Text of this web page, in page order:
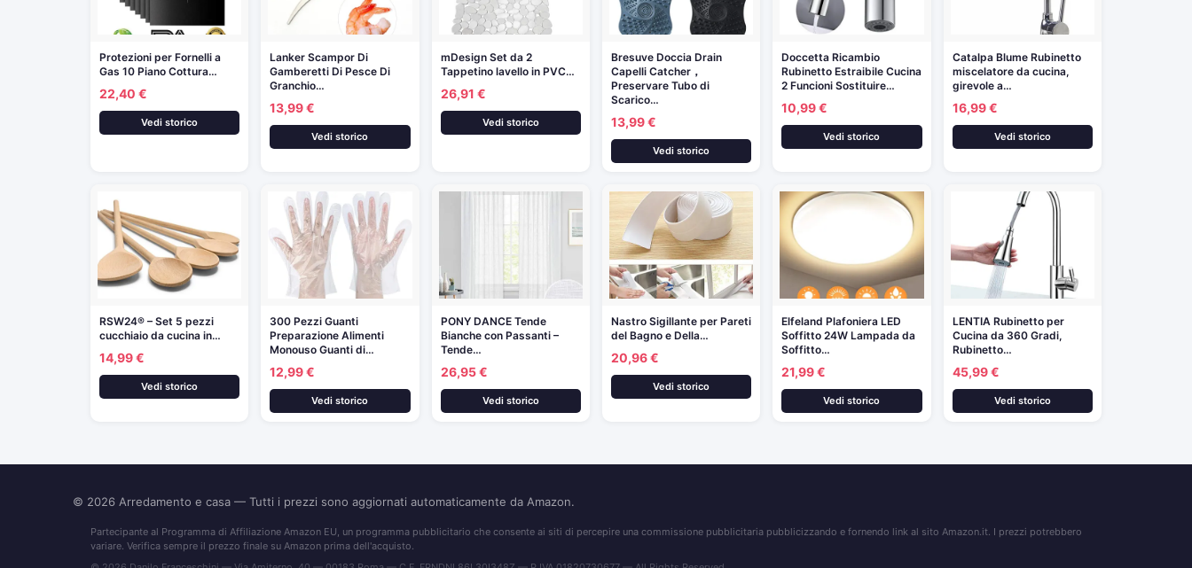
Protezioni per Fornelli a
Gas 10 Piano Cottura…
22,40 €
Vedi storico
Lanker Scampor Di
Gamberetti Di Pesce Di
Granchio…
13,99 €
Vedi storico
mDesign Set da 2
Tappetino lavello in PVC…
26,91 €
Vedi storico
Bresuve Doccia Drain
Capelli Catcher，
Preservare Tubo di
Scarico…
13,99 €
Vedi storico
Doccetta Ricambio
Rubinetto Estraibile Cucina
2 Funcioni Sostituire…
10,99 €
Vedi storico
Catalpa Blume Rubinetto
miscelatore da cucina,
girevole a…
16,99 €
Vedi storico
RSW24® – Set 5 pezzi
cucchiaio da cucina in…
14,99 €
Vedi storico
300 Pezzi Guanti
Preparazione Alimenti
Monouso Guanti di…
12,99 €
Vedi storico
PONY DANCE Tende
Bianche con Passanti –
Tende…
26,95 €
Vedi storico
Nastro Sigillante per Pareti
del Bagno e Della…
20,96 €
Vedi storico
Elfeland Plafoniera LED
Soffitto 24W Lampada da
Soffitto…
21,99 €
Vedi storico
LENTIA Rubinetto per
Cucina da 360 Gradi,
Rubinetto…
45,99 €
Vedi storico
© 2026 Arredamento e casa — Tutti i prezzi sono aggiornati automaticamente da Amazon.
Partecipante al Programma di Affiliazione Amazon EU, un programma pubblicitario che consente ai siti di percepire una commissione pubblicitaria pubblicizzando e fornendo link al sito Amazon.it. I prezzi potrebbero
variare. Verifica sempre il prezzo finale su Amazon prima dell'acquisto.